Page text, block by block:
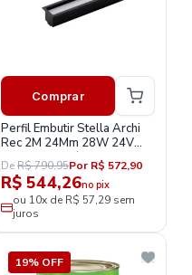
Comprar
Perfil Embutir Stella Archi
Rec 2M 24Mm 28W 24V
Sth20982Pto/27 5588
DeR$ 790,95Por R$ 572,90
R$ 544,26no pix
ou 10x de R$ 57,29 sem
juros
19% OFF